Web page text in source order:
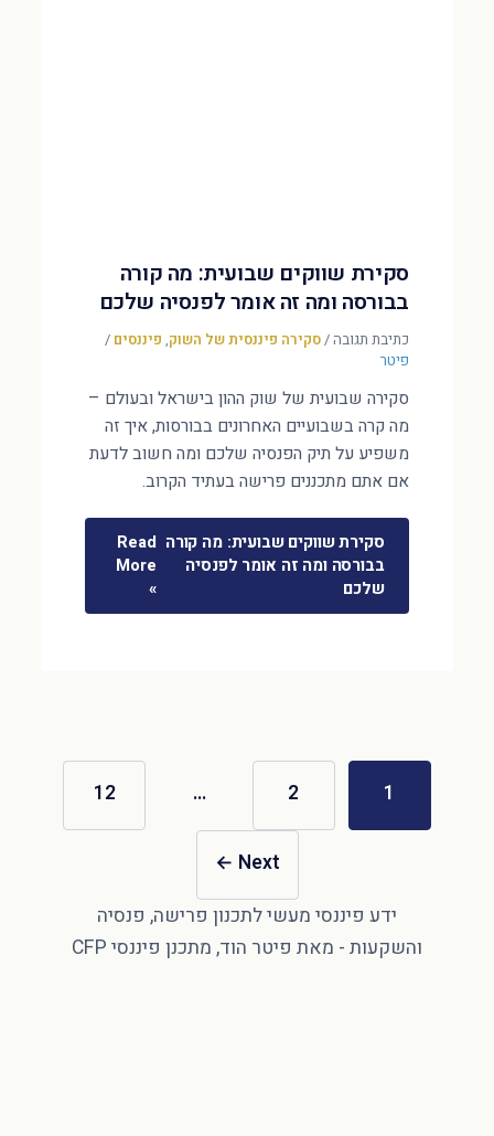
סקירת שווקים שבועית: מה קורה
בבורסה ומה זה אומר לפנסיה שלכם
כתיבת תגובה/סקירה פיננסית של השוק, פיננסים /
פיטר
סקירה שבועית של שוק ההון בישראל ובעולם –
מה קרה בשבועיים האחרונים בבורסות, איך זה
משפיע על תיק הפנסיה שלכם ומה חשוב לדעת
אם אתם מתכננים פרישה בעתיד הקרוב.
סקירת שווקים שבועית: מה קורה
בבורסה ומה זה אומר לפנסיה
שלכם
Read
More
»
1
2
…
12
Next
←